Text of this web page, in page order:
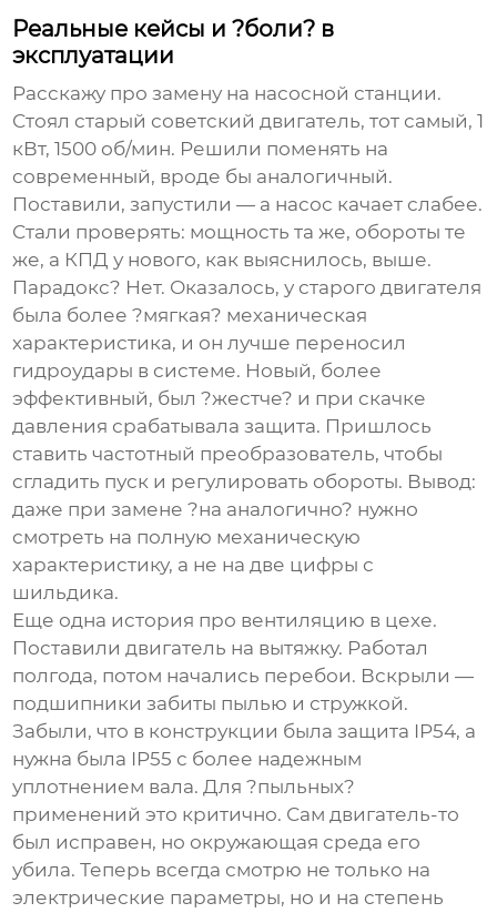
Реальные кейсы и ?боли? в
эксплуатации
Расскажу про замену на насосной станции.
Стоял старый советский двигатель, тот самый, 1
кВт, 1500 об/мин. Решили поменять на
современный, вроде бы аналогичный.
Поставили, запустили — а насос качает слабее.
Стали проверять: мощность та же, обороты те
же, а КПД у нового, как выяснилось, выше.
Парадокс? Нет. Оказалось, у старого двигателя
была более ?мягкая? механическая
характеристика, и он лучше переносил
гидроудары в системе. Новый, более
эффективный, был ?жестче? и при скачке
давления срабатывала защита. Пришлось
ставить частотный преобразователь, чтобы
сгладить пуск и регулировать обороты. Вывод:
даже при замене ?на аналогично? нужно
смотреть на полную механическую
характеристику, а не на две цифры с
шильдика.
Еще одна история про вентиляцию в цехе.
Поставили двигатель на вытяжку. Работал
полгода, потом начались перебои. Вскрыли —
подшипники забиты пылью и стружкой.
Забыли, что в конструкции была защита IP54, а
нужна была IP55 с более надежным
уплотнением вала. Для ?пыльных?
применений это критично. Сам двигатель-то
был исправен, но окружающая среда его
убила. Теперь всегда смотрю не только на
электрические параметры, но и на степень